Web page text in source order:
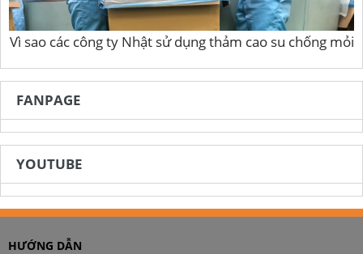
Vì sao các công ty Nhật sử dụng thảm cao su chống mỏi
FANPAGE
YOUTUBE
HƯỚNG DẪN